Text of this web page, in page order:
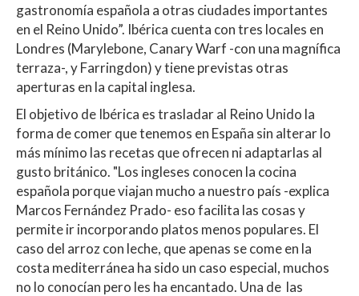
gastronomía española a otras ciudades importantes
en el Reino Unido”. Ibérica cuenta con tres locales en
Londres (Marylebone, Canary Warf -con una magnífica
terraza-, y Farringdon) y tiene previstas otras
aperturas en la capital inglesa.
El objetivo de Ibérica es trasladar al Reino Unido la
forma de comer que tenemos en España sin alterar lo
más mínimo las recetas que ofrecen ni adaptarlas al
gusto británico. "Los ingleses conocen la cocina
española porque viajan mucho a nuestro país -explica
Marcos Fernández Prado- eso facilita las cosas y
permite ir incorporando platos menos populares. El
caso del arroz con leche, que apenas se come en la
costa mediterránea ha sido un caso especial, muchos
no lo conocían pero les ha encantado. Una de las